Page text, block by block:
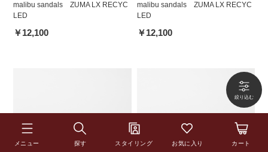
メニュー 探す スタイリング お気に入り カート
malibu sandals ZUMA LX RECYC
LED
￥12,100
malibu sandals ZUMA LX RECYC
LED
￥12,100